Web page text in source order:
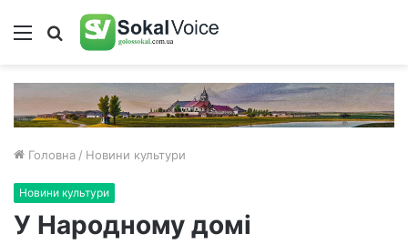
Меню Пошук
Головна / Новини культури
Новини культури
У Народному домі